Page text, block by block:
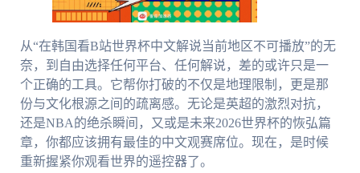
从“在韩国看B站世界杯中文解说当前地区不可播放”的无
奈，到自由选择任何平台、任何解说，差的或许只是一
个正确的工具。它帮你打破的不仅是地理限制，更是那
份与文化根源之间的疏离感。无论是英超的激烈对抗，
还是NBA的绝杀瞬间，又或是未来2026世界杯的恢弘篇
章，你都应该拥有最佳的中文观赛席位。现在，是时候
重新握紧你观看世界的遥控器了。